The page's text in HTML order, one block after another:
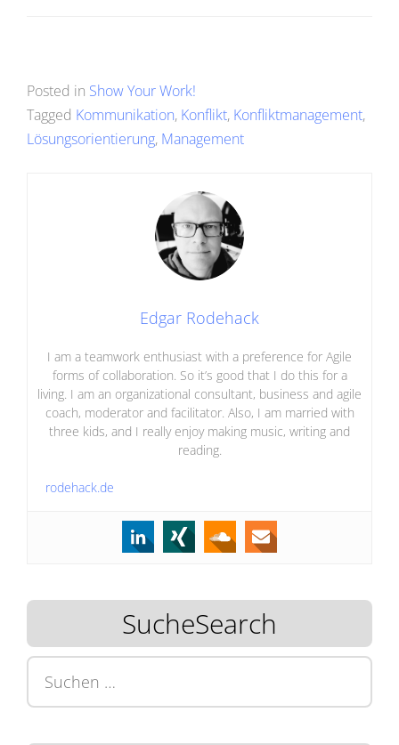
Posted in Show Your Work!
Tagged Kommunikation, Konflikt, Konfliktmanagement,
Lösungsorientierung, Management
Edgar Rodehack
I am a teamwork enthusiast with a preference for Agile
forms of collaboration. So it’s good that I do this for a
living. I am an organizational consultant, business and agile
coach, moderator and facilitator. Also, I am married with
three kids, and I really enjoy making music, writing and
reading.
rodehack.de
SucheSearch
nach: